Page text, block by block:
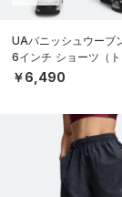
UAバニッシュウーブ
6インチ ショーツ（ト
EN）
￥6,490